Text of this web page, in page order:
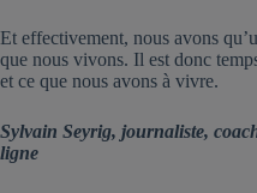
Et effectivement, nous avons
que nous vivons. Il est donc
et ce que nous avons à vivre.
Sylvain Seyrig, journaliste,
ligne